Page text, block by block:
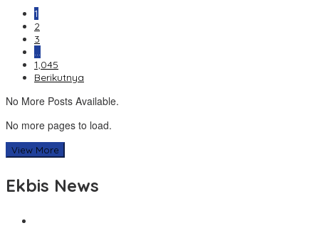
1
2
3
…
1,045
Berikutnya
No More Posts Available.
No more pages to load.
View More
Ekbis News